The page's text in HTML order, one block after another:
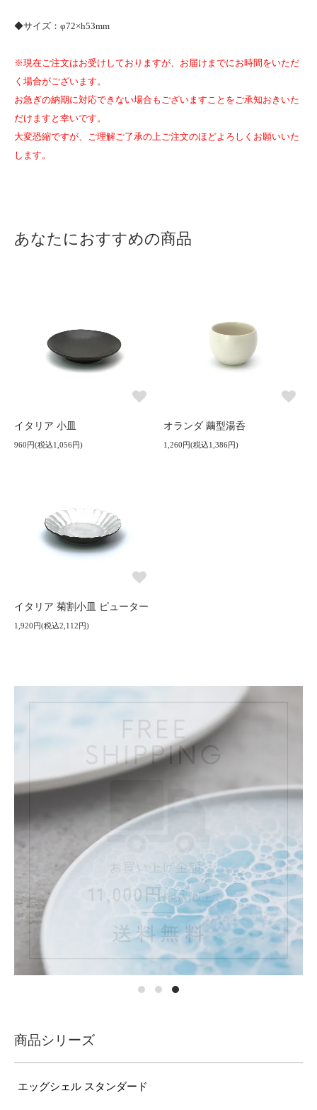
◆サイズ：φ72×h53mm
※現在ご注文はお受けしておりますが、お届けまでにお時間をいただ
く場合がございます。
お急ぎの納期に対応できない場合もございますことをご承知おきいた
だけますと幸いです。
大変恐縮ですが、ご理解ご了承の上ご注文のほどよろしくお願いいた
します。
あなたにおすすめの商品
イタリア 小皿
960円(税込1,056円)
オランダ 繭型湯呑
1,260円(税込1,386円)
イタリア 菊割小皿 ピューター
1,920円(税込2,112円)
商品シリーズ
エッグシェル スタンダード